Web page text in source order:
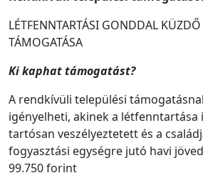
LÉTFENNTARTÁSI GONDDAL KÜZDŐ
TÁMOGATÁSA
Ki kaphat támogatást?
A rendkívüli települési
igényelheti, akinek a létfenntartása
tartósan veszélyeztetett és a
fogyasztási egységre jutó havi
99.750 forint